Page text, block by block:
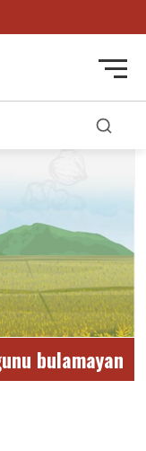
bulamayan